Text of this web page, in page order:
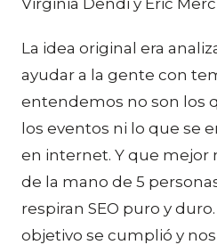
Virginia Dendi y Eric
La idea original era
ayudar a la gente con
entendemos no son los
los eventos ni lo que se
en internet. Y que mejor
de la mano de 5
respiran SEO puro y
objetivo se cumplió y